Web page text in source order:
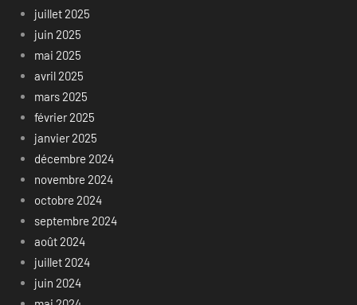
juillet 2025
juin 2025
mai 2025
avril 2025
mars 2025
février 2025
janvier 2025
décembre 2024
novembre 2024
octobre 2024
septembre 2024
août 2024
juillet 2024
juin 2024